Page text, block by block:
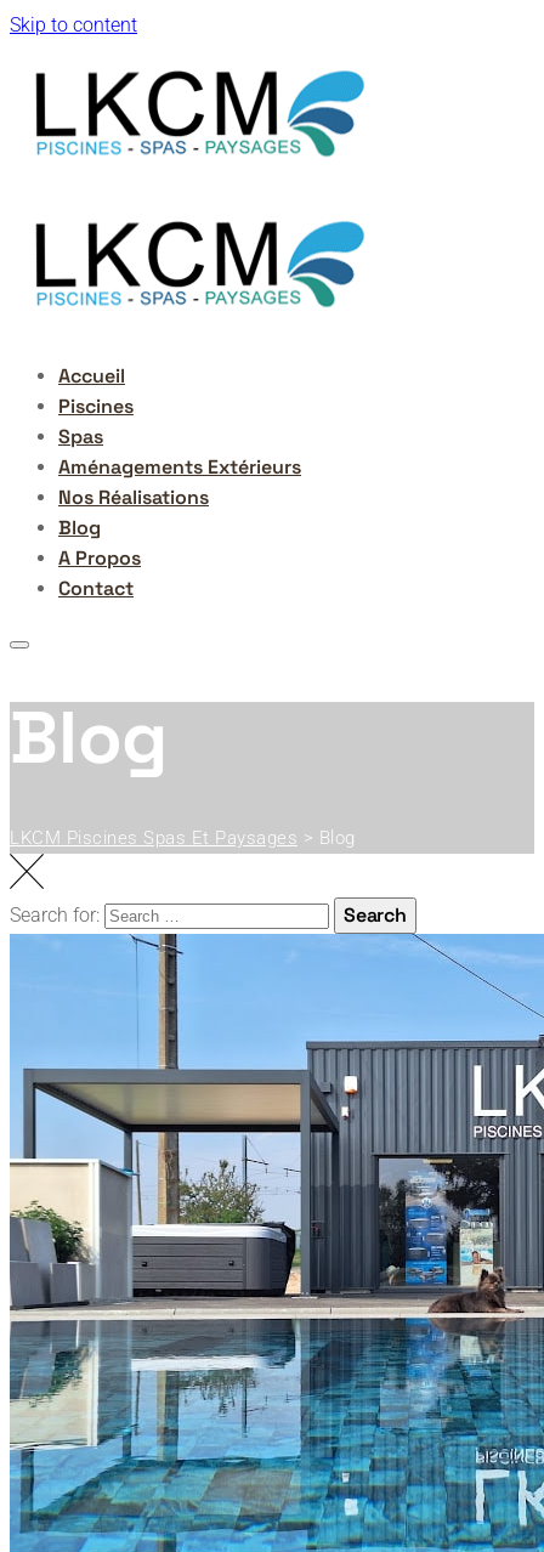
Skip to content
Accueil
Piscines
Spas
Aménagements Extérieurs
Nos Réalisations
Blog
A Propos
Contact
Blog
LKCM Piscines Spas Et Paysages > Blog
Search for: Search